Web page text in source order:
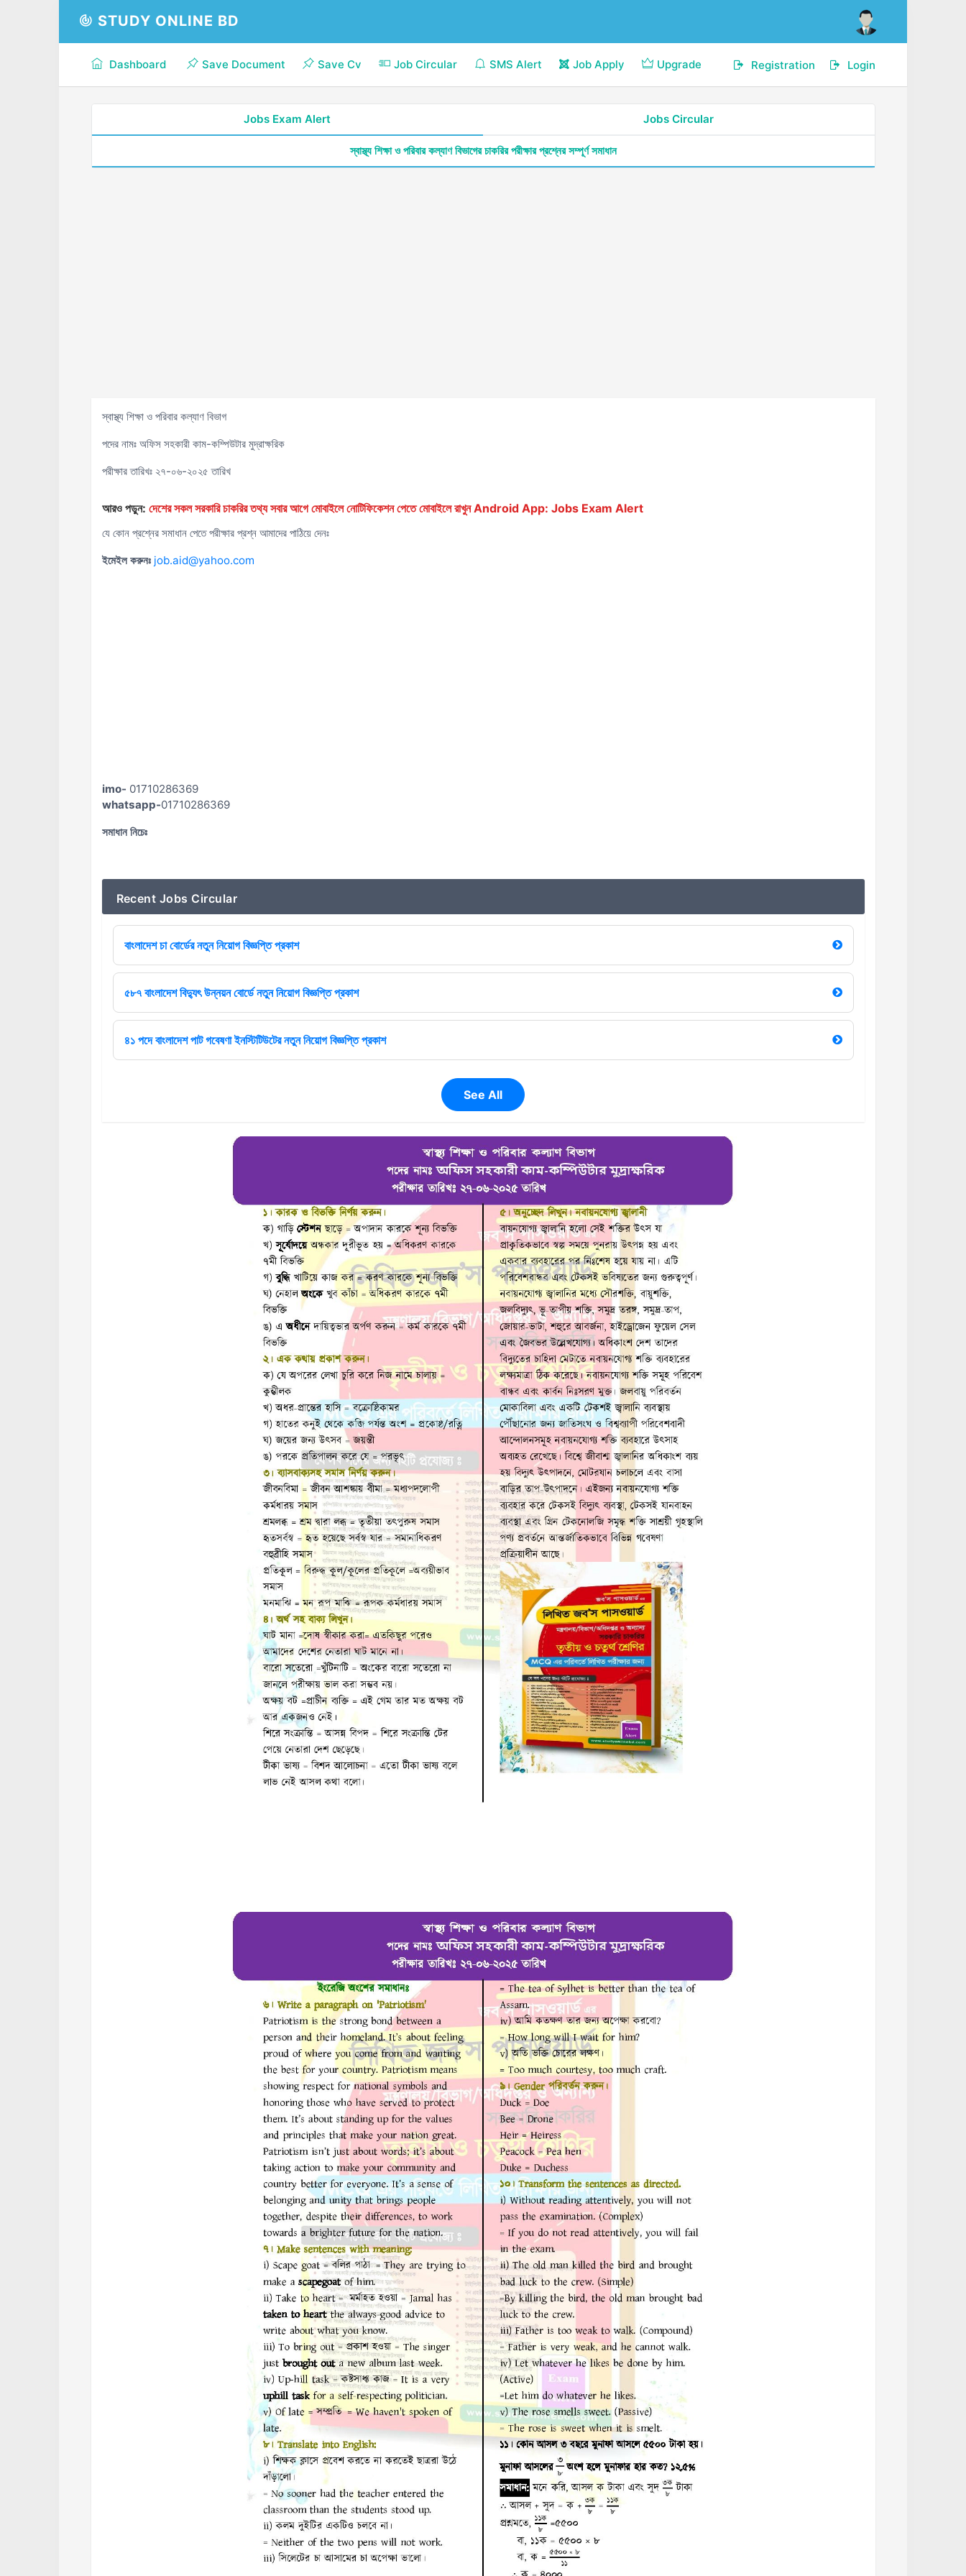
STUDY ONLINE BD
Dashboard Save Document Save Cv Job Circular SMS Alert Job Apply Upgrade Login
Registration
Jobs Exam Alert Jobs Circular
স্বাস্থ্য শিক্ষা ও পরিবার কল্যাণ বিভাগের চাকরির পরীক্ষার প্রশ্নের সম্পূর্ণ সমাধান
স্বাস্থ্য শিক্ষা ও পরিবার কল্যাণ বিভাগ
পদের নামঃ অফিস সহকারী কাম-কম্পিউটার মুদ্রাক্ষরিক
পরীক্ষার তারিখঃ ২৭-০৬-২০২৫ তারিখ
আরও পড়ুন: দেশের সকল সরকারি চাকরির তথ্য সবার আগে মোবাইলে নোটিফিকেশন পেতে মোবাইলে রাখুন Android App: Jobs Exam Alert
যে কোন প্রশ্নের সমাধান পেতে পরীক্ষার প্রশ্ন আমাদের পাঠিয়ে দেনঃ
ইমেইল করুনঃ job.aid@yahoo.com
imo- 01710286369
whatsapp-01710286369
সমাধান নিচেঃ
Recent Jobs Circular
বাংলাদেশ চা বোর্ডের নতুন নিয়োগ বিজ্ঞপ্তি প্রকাশ
৫৮৭ বাংলাদেশ বিদ্যুৎ উন্নয়ন বোর্ডে নতুন নিয়োগ বিজ্ঞপ্তি প্রকাশ
৪১ পদে বাংলাদেশ পাট গবেষণা ইনস্টিটিউটের নতুন নিয়োগ বিজ্ঞপ্তি প্রকাশ
See All